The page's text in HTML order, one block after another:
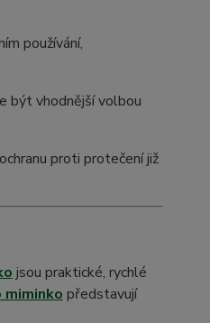
používání,
být vhodnější volbou
proti protečení již
jsou praktické, rychlé
představují